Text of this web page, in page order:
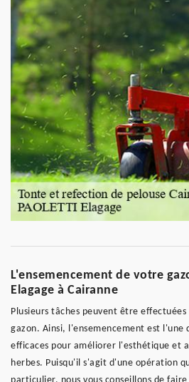
L'ensemencement de votre
Elagage à Cairanne
Plusieurs tâches peuvent être
gazon. Ainsi, l'ensemencement est l'une
efficaces pour améliorer l'esthétique et
herbes. Puisqu'il s'agit d'une opération
particulier, nous vous conseillons de